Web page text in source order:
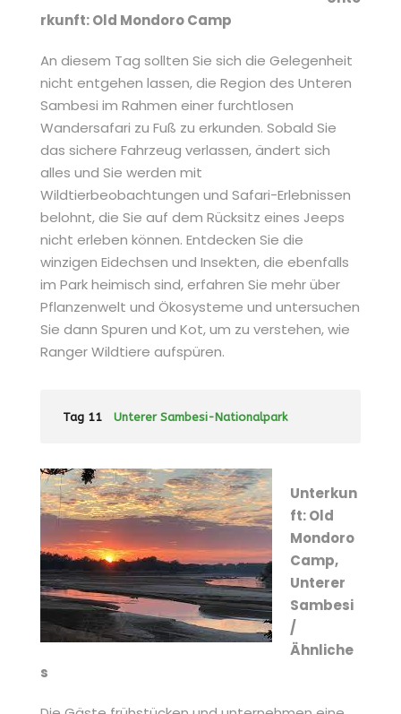
rkunft: Old Mondoro Camp
An diesem Tag sollten Sie sich die Gelegenheit
nicht entgehen lassen, die Region des Unteren
Sambesi im Rahmen einer furchtlosen
Wandersafari zu Fuß zu erkunden. Sobald Sie
das sichere Fahrzeug verlassen, ändert sich
alles und Sie werden mit
Wildtierbeobachtungen und Safari-Erlebnissen
belohnt, die Sie auf dem Rücksitz eines Jeeps
nicht erleben können. Entdecken Sie die
winzigen Eidechsen und Insekten, die ebenfalls
im Park heimisch sind, erfahren Sie mehr über
Pflanzenwelt und Ökosysteme und untersuchen
Sie dann Spuren und Kot, um zu verstehen, wie
Ranger Wildtiere aufspüren.
Tag 11 Unterer Sambesi-Nationalpark
Unterkun
ft: Old
Mondoro
Camp,
Unterer
Sambesi
/
Ähnliche
s